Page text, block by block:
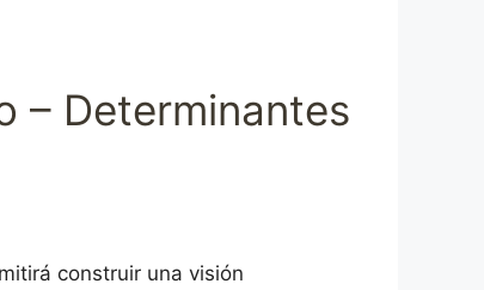
– Determinantes
construir una visión